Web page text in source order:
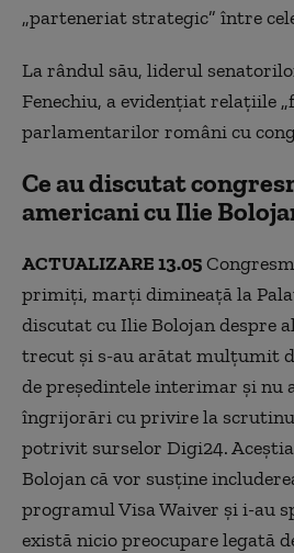
„parteneriat strategic” între
La rândul său, liderul
Fenechiu, a evidenţiat relaţiile
parlamentarilor români cu
Ce au discutat
americani cu Ilie
ACTUALIZARE 13.05
primiți, marți dimineață la
discutat cu Ilie Bolojan despre
trecut și s-au arătat mulțumit
de președintele interimar și nu
îngrijorări cu privire la
potrivit surselor Digi24.
Bolojan că vor susține
programul Visa Waiver și i-au
există nicio preocupare legată